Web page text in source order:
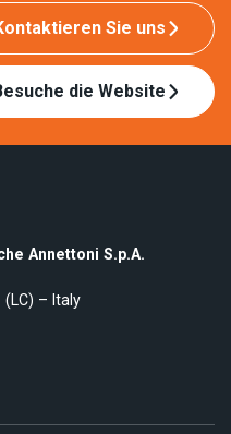
Sie uns
die Website
Annettoni S.p.A.
(LC) – Italy